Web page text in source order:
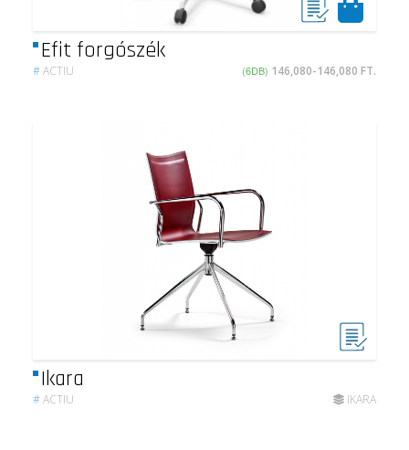
Efit forgószék
#ACTIU (6DB) 146,080-146,080 FT.
Ikara
#ACTIU IKARA